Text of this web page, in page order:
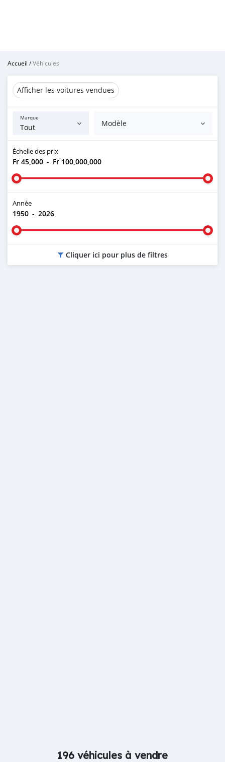
Accueil /Véhicules
Afficher les voitures vendues
Marque
Modèle
Échelle des prix
Fr 45,000 - Fr 100,000,000
Année
1950 - 2026
Cliquer ici pour plus de filtres
196 véhicules à vendre